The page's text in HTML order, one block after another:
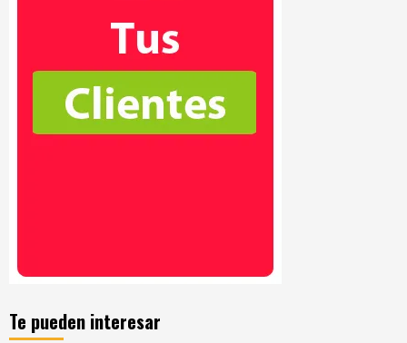
Te pueden interesar